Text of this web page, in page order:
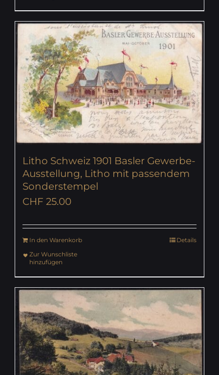
Litho Schweiz 1901 Basler Gewerbe-
Ausstellung, Litho mit passendem
Sonderstempel
CHF 25.00
In den Warenkorb
Details
Zur Wunschliste
hinzufügen